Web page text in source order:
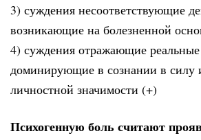
3) суждения несоответствующие
возникающие на болезненной
4) суждения отражающие реальные
доминирующие в сознании в силу
личностной значимости (+)
Психогенную боль считают